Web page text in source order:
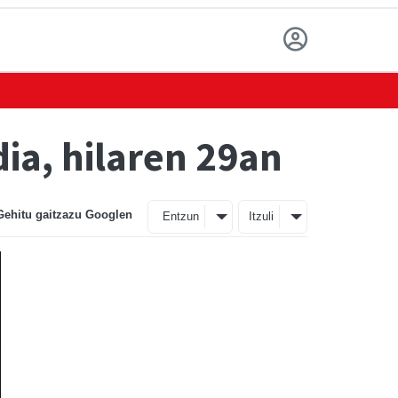
hilaren 29an
gaitzazu Googlen Entzun Itzuli